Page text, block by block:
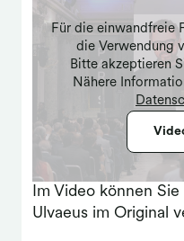
Für die einwandfreie
die Verwendung
Bitte akzeptieren
Nähere
Im Video können
Ulvaeus im Original